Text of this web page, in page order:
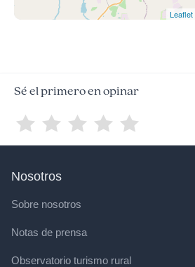
Leaflet
Sé el primero en opinar
Nosotros
Sobre nosotros
Notas de prensa
Observatorio turismo rural